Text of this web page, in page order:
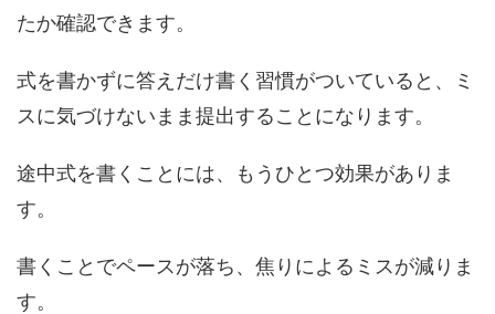
たか確認できます。
式を書かずに答えだけ書く習慣がついていると、ミ
スに気づけないまま提出することになります。
途中式を書くことには、もうひとつ効果がありま
す。
書くことでペースが落ち、焦りによるミスが減りま
す。